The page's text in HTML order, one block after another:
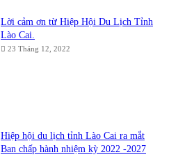
Lời cảm ơn từ Hiệp Hội Du Lịch Tỉnh
Lào Cai.
23 Tháng 12, 2022
Hiệp hội du lịch tỉnh Lào Cai ra mắt
Ban chấp hành nhiệm kỳ 2022 -2027